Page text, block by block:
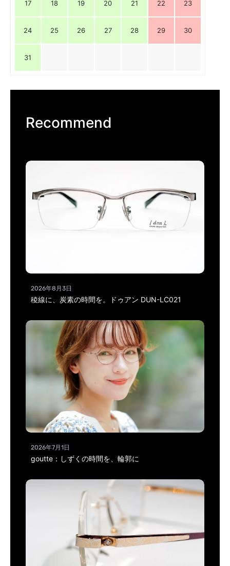
17 18 19 20 21 22 23
24 25 26 27 28 29 30
31
Recommend
2026年8月3日
稜線に、炭素の時間を。ドゥアン DUN-LC021
2026年7月1日
goutte：しずくの時間を、輪郭に